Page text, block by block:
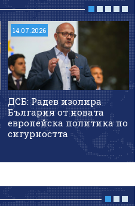
14.07.2026
ДСБ: Радев изолира
България от новата
европейска политика по
сигурността